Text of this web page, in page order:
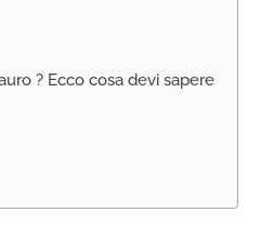
? Ecco cosa devi sapere